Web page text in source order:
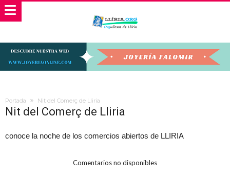
Portada Nit del Comerç de Lliria
Nit del Comerç de Lliria
conoce la noche de los comercios abiertos de LLIRIA
Comentarios no disponibles